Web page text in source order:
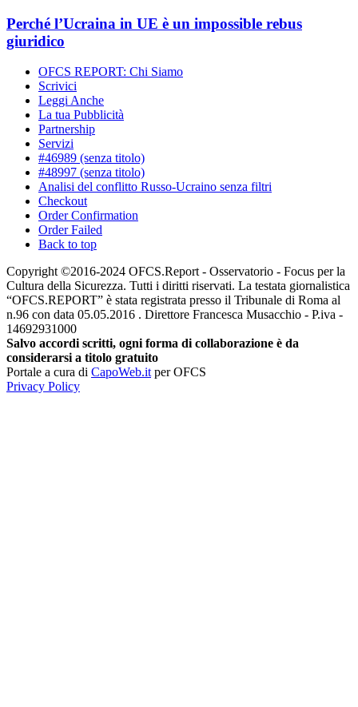
Perché l’Ucraina in UE è un impossible rebus
giuridico
OFCS REPORT: Chi Siamo
Scrivici
Leggi Anche
La tua Pubblicità
Partnership
Servizi
#46989 (senza titolo)
#48997 (senza titolo)
Analisi del conflitto Russo-Ucraino senza filtri
Checkout
Order Confirmation
Order Failed
Back to top
Copyright ©2016-2024 OFCS.Report - Osservatorio - Focus per la
Cultura della Sicurezza. Tutti i diritti riservati. La testata giornalistica
“OFCS.REPORT” è stata registrata presso il Tribunale di Roma al
n.96 con data 05.05.2016 . Direttore Francesca Musacchio - P.iva -
14692931000
Salvo accordi scritti, ogni forma di collaborazione è da
considerarsi a titolo gratuito
Portale a cura di CapoWeb.it per OFCS
Privacy Policy